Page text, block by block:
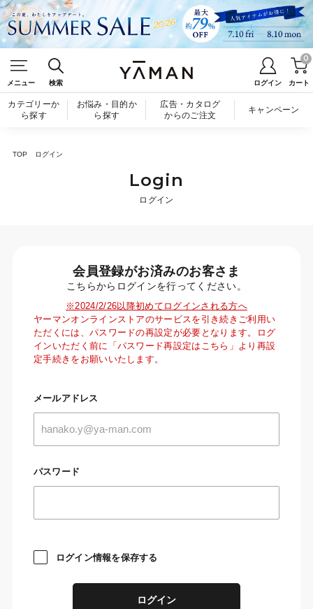
メニュー 検索 ログイン カート
0
カテゴリーか
ら探す
お悩み・目的か
ら探す
広告・カタログ
からのご注文
キャンペーン
TOP ログイン
Login
ログイン
会員登録がお済みのお客さま
こちらからログインを行ってください。
※2024/2/26以降初めてログインされる方へ
ヤーマンオンラインストアのサービスを引き続きご利用い
ただくには、パスワードの再設定が必要となります。ログ
インいただく前に「パスワード再設定はこちら」より再設
定手続きをお願いいたします。
メールアドレス
パスワード
ログイン情報を保存する
ログイン